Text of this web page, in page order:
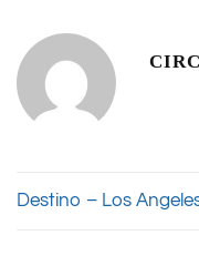
Destino – Los